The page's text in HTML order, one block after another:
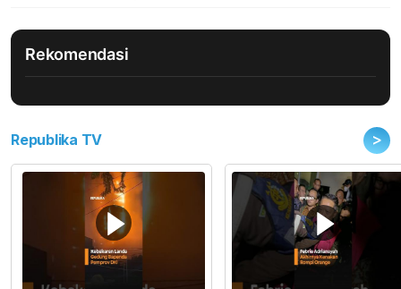
Rekomendasi
Republika TV >